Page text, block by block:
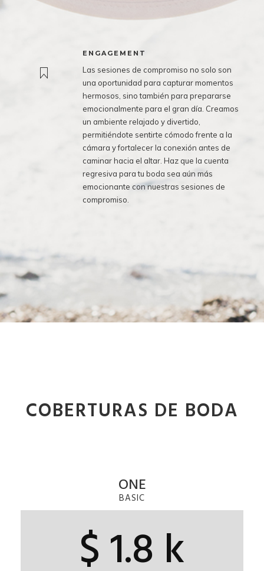
ENGAGEMENT
Las sesiones de compromiso no solo son
una oportunidad para capturar momentos
hermosos, sino también para prepararse
emocionalmente para el gran día. Creamos
un ambiente relajado y divertido,
permitiéndote sentirte cómodo frente a la
cámara y fortalecer la conexión antes de
caminar hacia el altar. Haz que la cuenta
regresiva para tu boda sea aún más
emocionante con nuestras sesiones de
compromiso.
COBERTURAS DE BODA
ONE
BASIC
$ 1.8 k